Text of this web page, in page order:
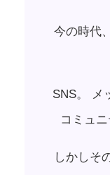
今の時代
SNS。 メ
コミュ
しかしそ